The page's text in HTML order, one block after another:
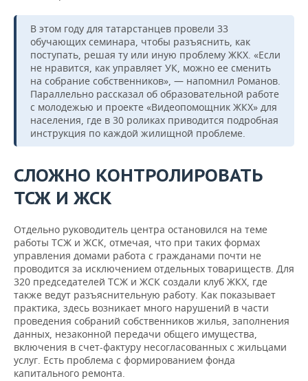
В этом году для татарстанцев провели 33
обучающих семинара, чтобы разъяснить, как
поступать, решая ту или иную проблему ЖКХ. «Если
не нравится, как управляет УК, можно ее сменить
на собрание собственников», — напомнил Романов.
Параллельно рассказал об образовательной работе
с молодежью и проекте «Видеопомощник ЖКХ» для
населения, где в 30 роликах приводится подробная
инструкция по каждой жилищной проблеме.
СЛОЖНО КОНТРОЛИРОВАТЬ
ТСЖ И ЖСК
Отдельно руководитель центра остановился на теме
работы ТСЖ и ЖСК, отмечая, что при таких формах
управления домами работа с гражданами почти не
проводится за исключением отдельных товариществ. Для
320 председателей ТСЖ и ЖСК создали клуб ЖКХ, где
также ведут разъяснительную работу. Как показывает
практика, здесь возникает много нарушений в части
проведения собраний собственников жилья, заполнения
данных, незаконной передачи общего имущества,
включения в счет-фактуру несогласованных с жильцами
услуг. Есть проблема с формированием фонда
капитального ремонта.